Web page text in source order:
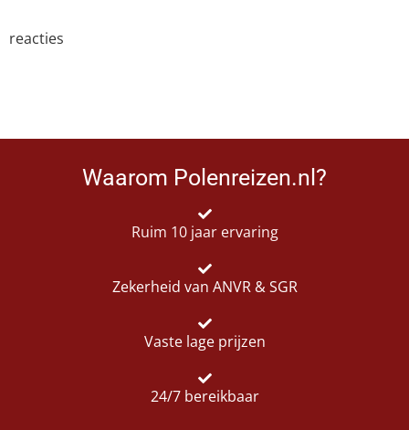
reacties
Waarom Polenreizen.nl?
Ruim 10 jaar ervaring
Zekerheid van ANVR & SGR
Vaste lage prijzen
24/7 bereikbaar